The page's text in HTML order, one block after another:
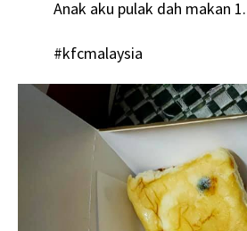
Anak aku pulak dah makan 1.
#kfcmalaysia